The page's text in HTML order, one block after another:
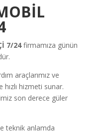
7/24firmamıza günün
araçlarımız ve
hizmeti sunar.
son derece güler
teknik anlamda